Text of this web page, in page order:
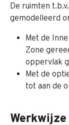
De ruimten
gemodelleerd
Met de
Zone
oppervlak
Met de
tot aan de
Werkwijze